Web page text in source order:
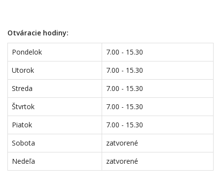
Otváracie hodiny:
Pondelok
7.00 - 15.30
Utorok
7.00 - 15.30
Streda
7.00 - 15.30
Štvrtok
7.00 - 15.30
Piatok
7.00 - 15.30
Sobota
zatvorené
Nedeľa
zatvorené